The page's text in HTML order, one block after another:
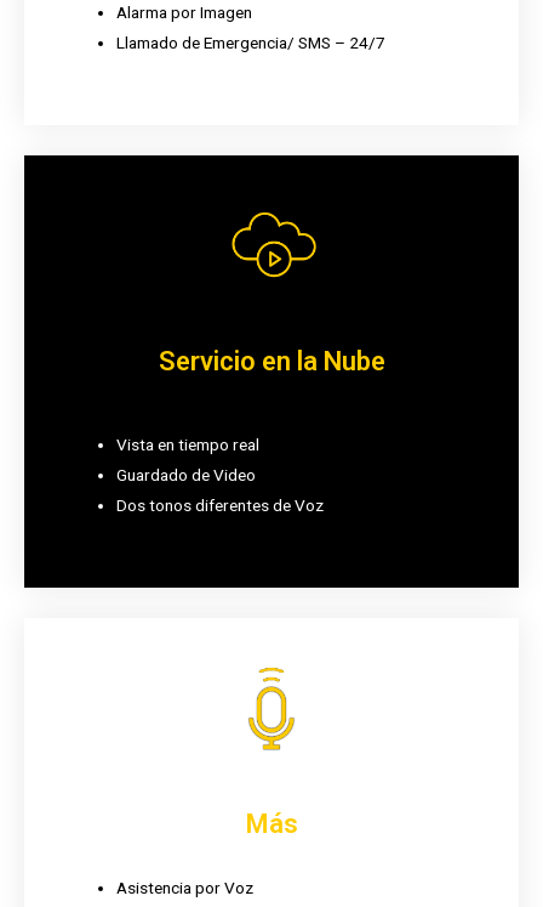
Alarma por Imagen
Llamado de Emergencia/ SMS – 24/7
Servicio en la Nube
Vista en tiempo real
Guardado de Video
Dos tonos diferentes de Voz
Más
Asistencia por Voz